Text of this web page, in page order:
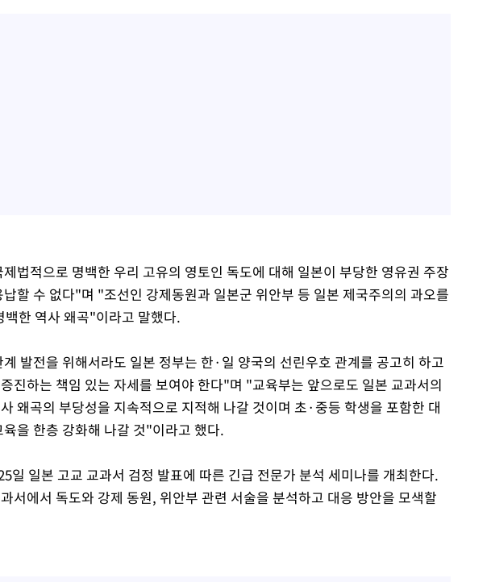
법적으로 명백한 우리 고유의 영토인 독도에 대해 일본이 부당한 영유권 주장
할 수 없다"며 "조선인 강제동원과 일본군 위안부 등 일본 제국주의의 과오를
한 역사 왜곡"이라고 말했다.
발전을 위해서라도 일본 정부는 한·일 양국의 선린우호 관계를 공고히 하고
진하는 책임 있는 자세를 보여야 한다"며 "교육부는 앞으로도 일본 교과서의
왜곡의 부당성을 지속적으로 지적해 나갈 것이며 초·중등 학생을 포함한 대
을 한층 강화해 나갈 것"이라고 했다.
일 일본 고교 교과서 검정 발표에 따른 긴급 전문가 분석 세미나를 개최한다.
서에서 독도와 강제 동원, 위안부 관련 서술을 분석하고 대응 방안을 모색할